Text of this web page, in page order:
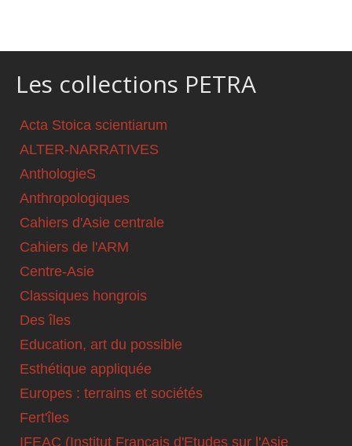
Les collections PETRA
Acta Stoica scientiarum
ALTER-NARRATIVES
AnthologieS
Anthropologiques
Cahiers d'Asie centrale
Cahiers de l'ARM
Centre-Asie
Classiques hongrois
Des îles
Education, art du possible
Esthétique appliquée
Europes : terrains et sociétés
Fert'îles
IFEAC (Institut Français d'Etudes sur l'Asie